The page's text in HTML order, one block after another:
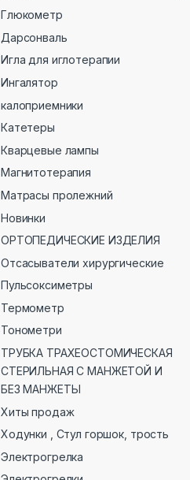
Глюкометр
Дарсонваль
Игла для иглотерапии
Ингалятор
калоприемники
Катетеры
Кварцевые лампы
Магнитотерапия
Матрасы пролежний
Новинки
ОРТОПЕДИЧЕСКИЕ ИЗДЕЛИЯ
Отсасыватели хирургические
Пульсоксиметры
Термометр
Тонометри
ТРУБКА ТРАХЕОСТОМИЧЕСКАЯ
СТЕРИЛЬНАЯ С МАНЖЕТОЙ И
БЕЗ МАНЖЕТЫ
Хиты продаж
Ходунки , Стул горшок, трость
Электрогрелка